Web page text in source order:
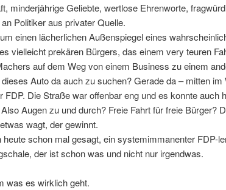
minderjährige Geliebte, wertlose Ehrenworte,
Politiker aus privater Quelle.
einen lächerlichen Außenspiegel eines
vielleicht prekären Bürgers, das einem very teuren
auf dem Weg von einem Business zu einem
Auto da auch zu suchen? Gerade da – mitten im
FDP. Die Straße war offenbar eng und es konnte auch
Augen zu und durch? Freie Fahrt für freie Bürger?
wagt, der gewinnt.
heute schon mal gesagt, ein systemimmanenter FDP-
der ist schon was und nicht nur irgendwas.
was es wirklich geht.